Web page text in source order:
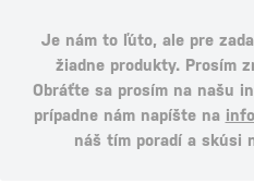
Je nám to ľúto, ale pre
žiadne produkty. Prosím
Obráťte sa prosím na našu
prípadne nám napíšte na
náš tím poradí a skúsi